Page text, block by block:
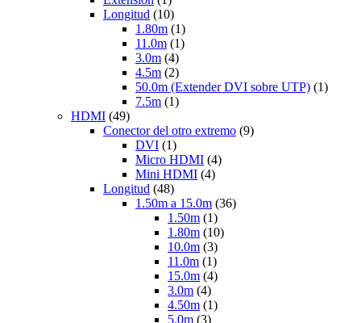
Longitud (10)
1.80m (1)
11.0m (1)
3.0m (4)
4.5m (2)
50.0m (Extender DVI sobre UTP) (1)
7.5m (1)
HDMI (49)
Conector del otro extremo (9)
DVI (1)
Micro HDMI (4)
Mini HDMI (4)
Longitud (48)
1.50m a 15.0m (36)
1.50m (1)
1.80m (10)
10.0m (3)
11.0m (1)
15.0m (4)
3.0m (4)
4.50m (1)
5.0m (3)